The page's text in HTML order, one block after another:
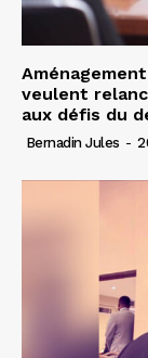
veulent
aux défis du
Bernadin Jules -